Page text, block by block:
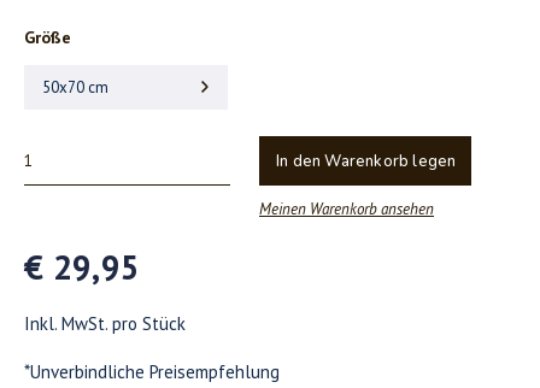
Größe
50x70 cm
In den Warenkorb legen
Meinen Warenkorb ansehen
€ 29,95
Inkl. MwSt. pro Stück
*Unverbindliche Preisempfehlung